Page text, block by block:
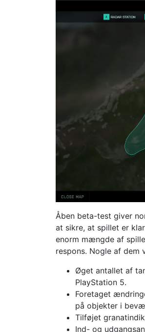
Åben beta-test giver
at sikre, at spillet er
enorm mængde af
respons. Nogle af
Øget antallet af
PlayStation 5.
Foretaget
på objekter i
Tilføjet
Ind- og